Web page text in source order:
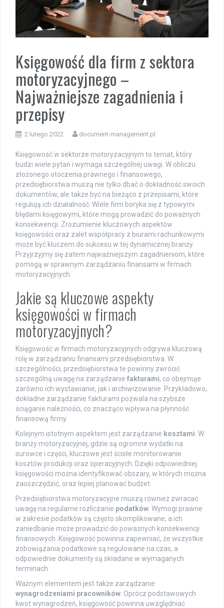
Księgowość dla firm z sektora
motoryzacyjnego –
Najważniejsze zagadnienia i
przepisy
2 lutego 2022 document-management.pl
Księgowość w sektorze motoryzacyjnym to temat, który
budzi wiele pytań i wymaga szczególnej uwagi. W obliczu
złożonego otoczenia prawnego i finansowego,
przedsiębiorstwa muszą nie tylko dbać o dokładność swoich
dokumentów, ale także być na bieżąco z przepisami, które
regulują ich działalność. Wiele firm boryka się z typowymi
błędami księgowymi, które mogą prowadzić do poważnych
konsekwencji. Zrozumienie kluczowych aspektów
księgowości oraz zalet współpracy z biurami rachunkowymi
może być kluczem do sukcesu w tej dynamicznej branży.
Przyjrzyjmy się zatem najważniejszym zagadnieniom, które
pomogą w sprawnym zarządzaniu finansami w firmach
motoryzacyjnych.
Jakie są kluczowe aspekty
księgowości w firmach
motoryzacyjnych?
Księgowość w firmach motoryzacyjnych odgrywa kluczową
rolę w zarządzaniu finansami przedsiębiorstwa. W
szczególności, przedsiębiorstwa te powinny zwrócić
szczególną uwagę na zarządzanie fakturami, co obejmuje
zarówno ich wystawianie, jak i archiwizowanie. Przykładowo,
dokładne zarządzanie fakturami pozwala na szybsze
ściąganie należności, co znacząco wpływa na płynność
finansową firmy.
Kolejnym istotnym aspektem jest zarządzanie kosztami . W
branży motoryzacyjnej, gdzie są ogromne wydatki na
surowce i części, kluczowe jest ścisłe monitorowanie
kosztów produkcji oraz operacyjnych. Dzięki odpowiedniej
księgowości można identyfikować obszary, w których można
zaoszczędzić, oraz lepiej planować budżet.
Przedsiębiorstwa motoryzacyjne muszą również zwracać
uwagę na regularne rozliczanie podatków . Wymogi prawne
w zakresie podatków są często skomplikowane, a ich
zaniedbanie może prowadzić do poważnych konsekwencji
finansowych. Księgowość powinna zapewniać, że wszystkie
zobowiązania podatkowe są regulowane na czas, a
odpowiednie dokumenty są składane w wymaganych
terminach.
Ważnym elementem jest także zarządzanie
wynagrodzeniami pracowników . Oprócz podstawowych
kwot wynagrodzeń, księgowość powinna uwzględniać